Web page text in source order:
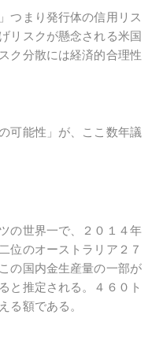
つまり発行体の信用リス
リスクが懸念される米国
ク分散には経済的合理性
可能性」が、ここ数年議
の世界一で、２０１４年
位のオーストラリア２７
の国内金生産量の一部が
と推定される。４６０ト
る額である。